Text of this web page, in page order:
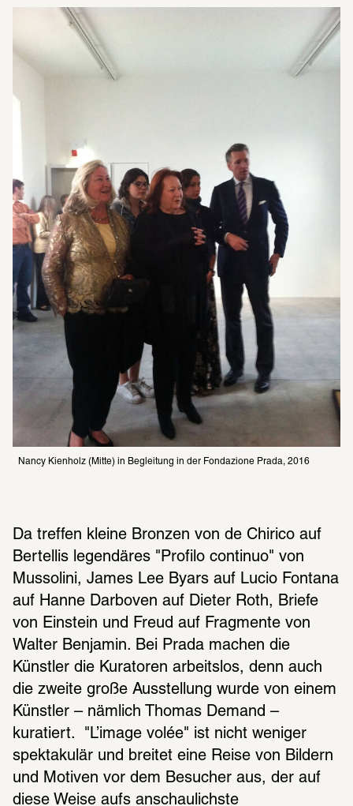
Nancy Kienholz (Mitte) in Begleitung in der Fondazione Prada, 2016
Da treffen kleine Bronzen von de Chirico auf
Bertellis legendäres "Profilo continuo" von
Mussolini, James Lee Byars auf Lucio Fontana
auf Hanne Darboven auf Dieter Roth, Briefe
von Einstein und Freud auf Fragmente von
Walter Benjamin. Bei Prada machen die
Künstler die Kuratoren arbeitslos, denn auch
die zweite große Ausstellung wurde von einem
Künstler – nämlich Thomas Demand –
kuratiert.  "L’image volée" ist nicht weniger
spektakulär und breitet eine Reise von Bildern
und Motiven vor dem Besucher aus, der auf
diese Weise aufs anschaulichste